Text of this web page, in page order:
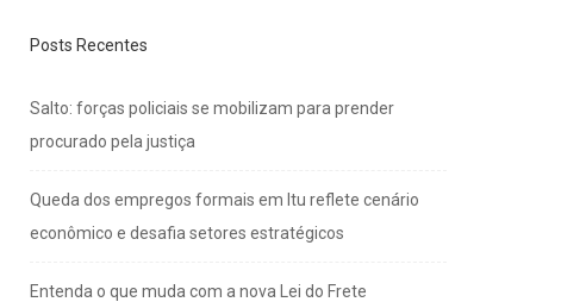
Posts Recentes
Salto: forças policiais se mobilizam para prender
procurado pela justiça
Queda dos empregos formais em Itu reflete cenário
econômico e desafia setores estratégicos
Entenda o que muda com a nova Lei do Frete